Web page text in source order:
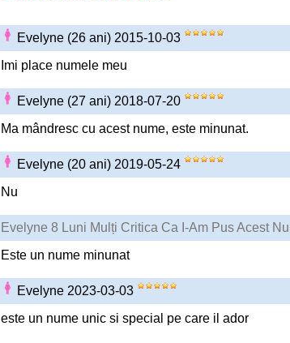
Evelyne (26 ani) 2015-10-03
Imi place numele meu
Evelyne (27 ani) 2018-07-20
Ma mândresc cu acest nume, este minunat.
Evelyne (20 ani) 2019-05-24
Nu
Evelyne 8 Luni Mulți Critica Ca I-Am Pus Acest
Este un nume minunat
Evelyne 2023-03-03
este un nume unic si special pe care il ador